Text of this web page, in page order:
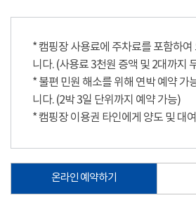
* 캠핑장 사용료에 주차료를 포함하
니다. (사용료 3천원 증액 및 2대까지
* 불편 민원 해소를 위해 연박 예약 가
니다. (2박 3일 단위까지 예약 가능)
* 캠핑장 이용권 타인에게 양도 및 대
온라인 예약하기